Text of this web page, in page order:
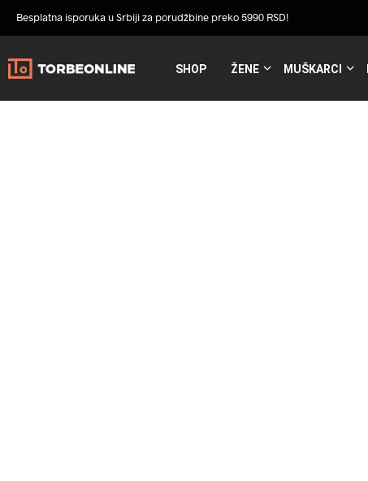
Besplatna isporuka u Srbiji za porudžbine preko 5990 RSD!
SHOP ŽENE MUŠKARCI